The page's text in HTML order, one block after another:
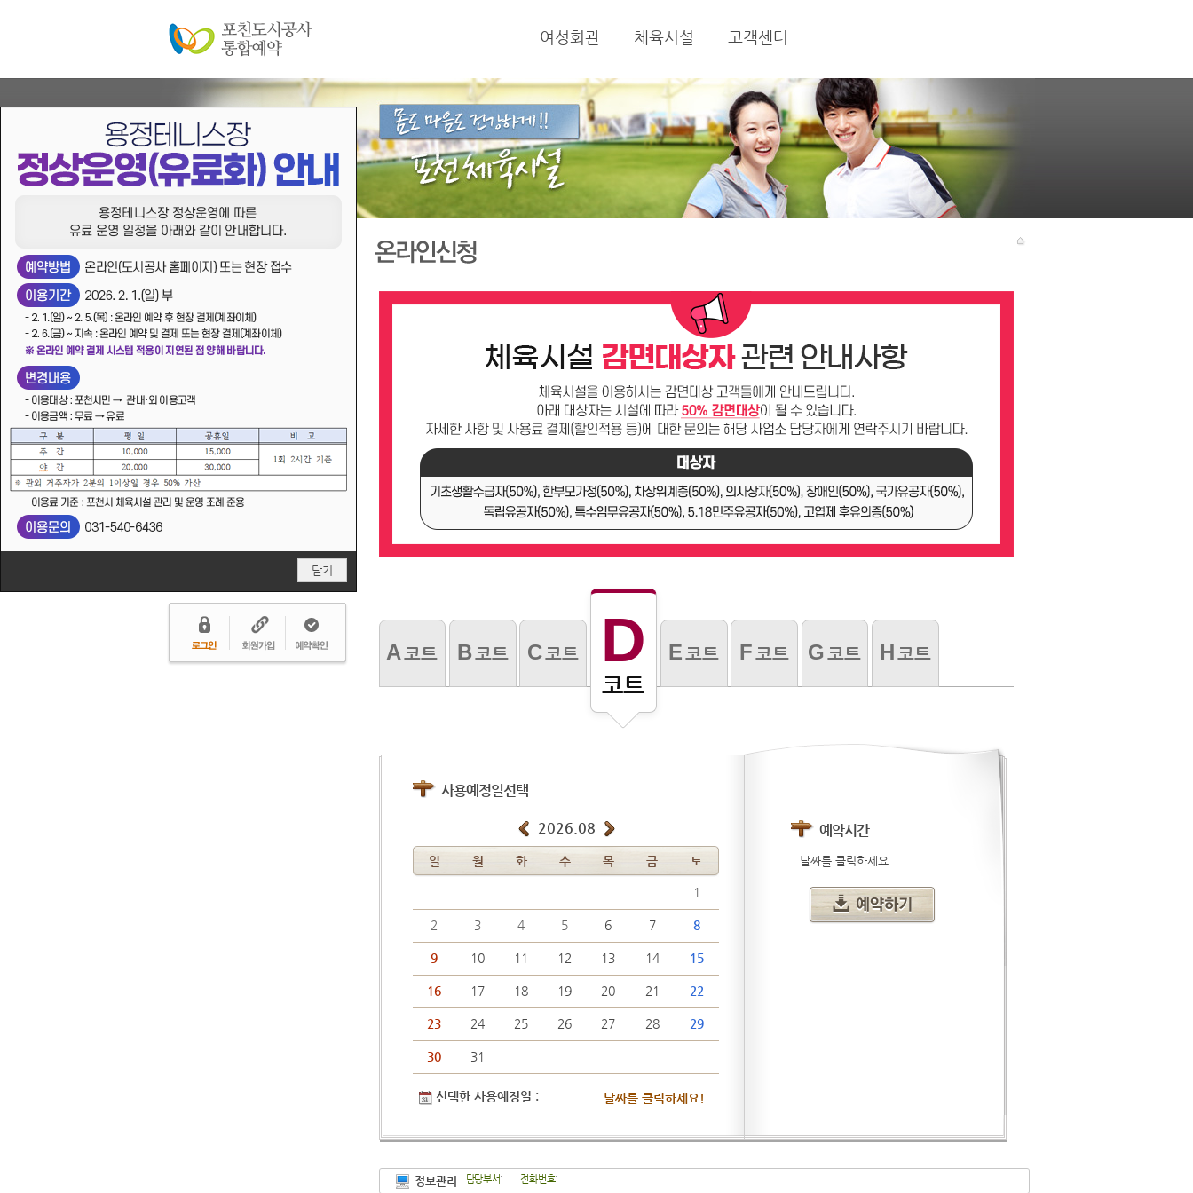
여성회관 체육시설 고객센터
시설안내
이용안내
온라인신청
찾아오시는길
A코트 B코트 C코트 D
코트
E코트 F코트 G 코트 H코트
닫기
사용예정일선택
2026.08
일 월 화 수 목 금 토
1
2 3 4 5 6 7 8
9 10 11 12 13 14 15
16 17 18 19 20 21 22
23 24 25 26 27 28 29
30 31
선택한 사용예정일 :
예약시간
날짜를 클릭하세요
정보관리 담당부서: 전화번호: